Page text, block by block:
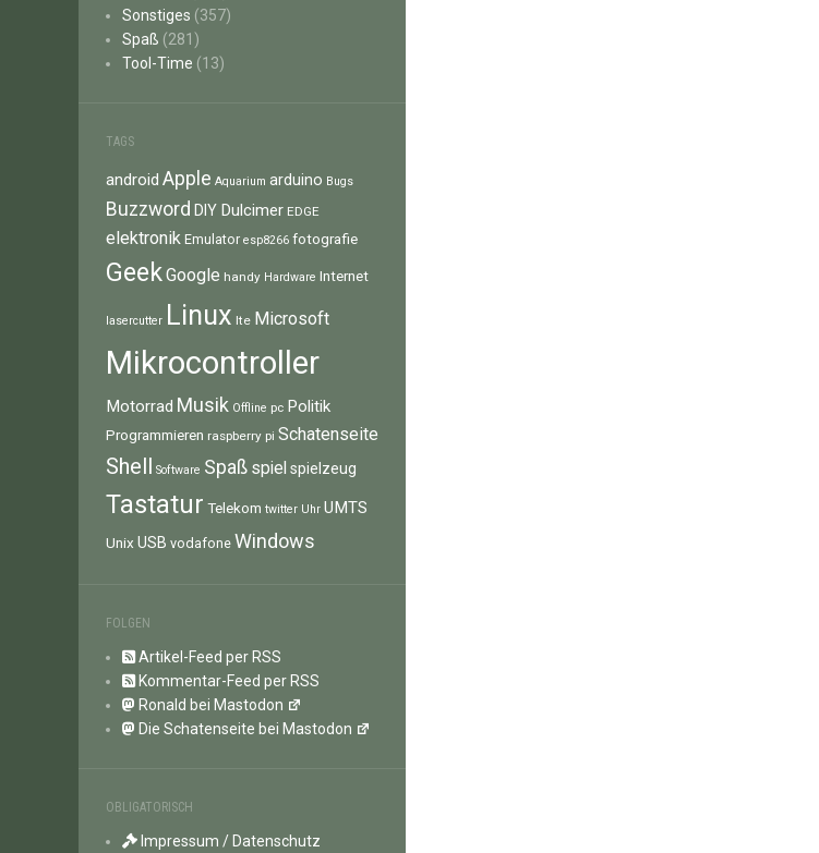
Sonstiges (357)
Spaß (281)
Tool-Time (13)
TAGS
android Apple Aquarium arduino Bugs
Buzzword DIY Dulcimer EDGE
elektronik Emulator esp8266 fotografie
GeekGoogle handy Hardware Internet
lasercutter Linux lte Microsoft
Mikrocontroller
Motorrad Musik Offline pc Politik
Programmieren raspberry pi Schatenseite
Shell Software Spaß spiel spielzeug
Tastatur Telekom twitter Uhr UMTS
Unix USB vodafone Windows
FOLGEN
Artikel-Feed per RSS
Kommentar-Feed per RSS
Ronald bei Mastodon
Die Schatenseite bei Mastodon
OBLIGATORISCH
Impressum / Datenschutz